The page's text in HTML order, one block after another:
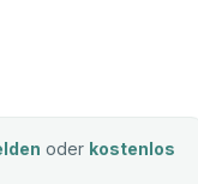
oder kostenlos